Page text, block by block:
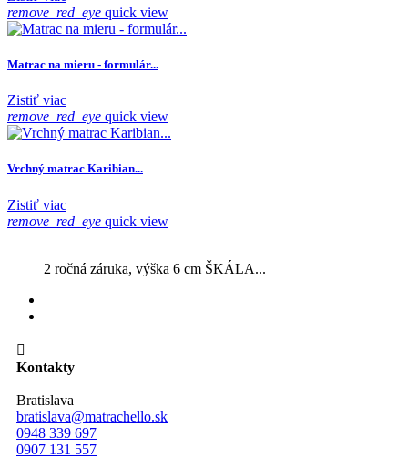
remove_red_eye quick view
Matrac na mieru - formulár...
Zistiť viac
remove_red_eye quick view
Vrchný matrac Karibian...
Zistiť viac
remove_red_eye quick view
2 ročná záruka, výška 6 cm ŠKÁLA...

Kontakty
Bratislava
bratislava@matrachello.sk
0948 339 697
0907 131 557